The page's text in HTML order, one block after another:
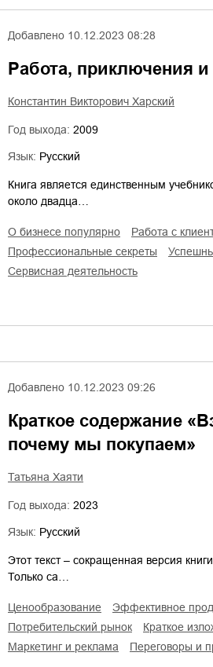
Добавлено 10.12.2023 08:28
Работа, приключения и
Константин Викторович Харский
Год выхода: 2009
Язык: Русский
Книга является единственным
около двадца…
о бизнесе популярно работа с
профессиональные секреты
сервисная деятельность
Добавлено 10.12.2023 09:26
Краткое содержание
почему мы покупаем»
Татьяна Хаяти
Год выхода: 2023
Язык: Русский
Этот текст – сокращенная версия
Только са…
ценообразование эффективное
потребительский рынок
краткое
маркетинг и реклама
переговоры и